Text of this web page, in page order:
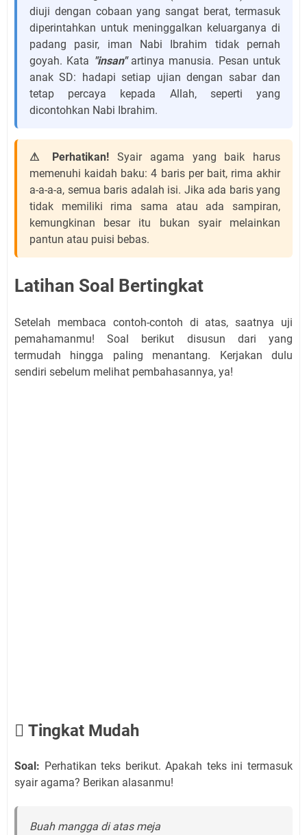
diuji dengan cobaan yang sangat berat, termasuk
diperintahkan untuk meninggalkan keluarganya di
padang pasir, iman Nabi Ibrahim tidak pernah
goyah. Kata "insan"artinya manusia. Pesan untuk
anak SD: hadapi setiap ujian dengan sabar dan
tetap percaya kepada Allah, seperti yang
dicontohkan Nabi Ibrahim.
⚠ Perhatikan! Syair agama yang baik harus
memenuhi kaidah baku: 4 baris per bait, rima akhir
a-a-a-a, semua baris adalah isi. Jika ada baris yang
tidak memiliki rima sama atau ada sampiran,
kemungkinan besar itu bukan syair melainkan
pantun atau puisi bebas.
Latihan Soal Bertingkat
Setelah membaca contoh-contoh di atas, saatnya uji
pemahamanmu! Soal berikut disusun dari yang
termudah hingga paling menantang. Kerjakan dulu
sendiri sebelum melihat pembahasannya, ya!
 Tingkat Mudah
Soal: Perhatikan teks berikut. Apakah teks ini termasuk
syair agama? Berikan alasanmu!
Buah mangga di atas meja